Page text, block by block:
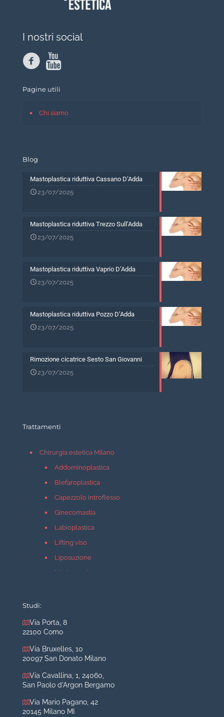
I nostri social
Pagine utili
Chi siamo
Blog
Mastoplastica riduttiva Cassano D’Adda
23/07/2025
Mastoplastica riduttiva Trezzo Sull’Adda
23/07/2025
Mastoplastica riduttiva Vaprio D’Adda
23/07/2025
Mastoplastica riduttiva Pozzo D’Adda
23/07/2025
Rimozione cicatrice Sesto San Giovanni
23/07/2025
Trattamenti
Chirurgia estetica Milano
Addominoplastica
Blefaroplastica
Capezzolo introflesso
Ginecomastia
Labioplastica
Lifting viso
Liposuzione
Mastopessi
Rinoplastica
Medicina estetica Milano
Acido ialuronico viso
Aumento labbra
Filler
Studi:
Via Porta, 8
22100 Como
Via Bruxelles, 10
20097 San Donato Milano
Via Cavallina, 1, 24060,
San Paolo d'Argon Bergamo
Via Mario Pagano, 42
20145 Milano MI